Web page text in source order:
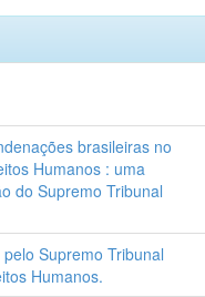
brasileiras no
Humanos : uma
do Supremo Tribunal
Supremo Tribunal
Humanos.